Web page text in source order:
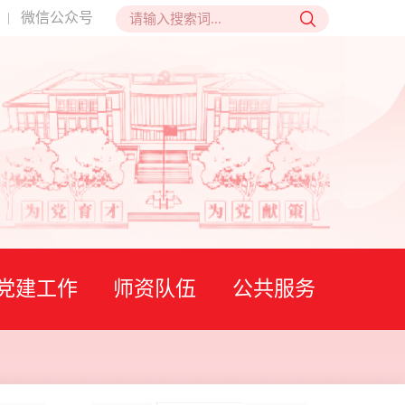
微信公众号
建工作 师资队伍 公共服务